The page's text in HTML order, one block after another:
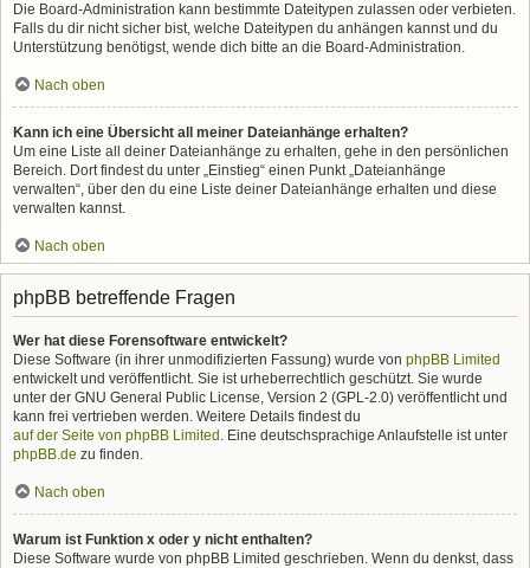
Die Board-Administration kann bestimmte Dateitypen zulassen oder verbieten.
Falls du dir nicht sicher bist, welche Dateitypen du anhängen kannst und du
Unterstützung benötigst, wende dich bitte an die Board-Administration.
Nach oben
Kann ich eine Übersicht all meiner Dateianhänge erhalten?
Um eine Liste all deiner Dateianhänge zu erhalten, gehe in den persönlichen
Bereich. Dort findest du unter „Einstieg“ einen Punkt „Dateianhänge
verwalten“, über den du eine Liste deiner Dateianhänge erhalten und diese
verwalten kannst.
Nach oben
phpBB betreffende Fragen
Wer hat diese Forensoftware entwickelt?
Diese Software (in ihrer unmodifizierten Fassung) wurde von phpBB Limited
entwickelt und veröffentlicht. Sie ist urheberrechtlich geschützt. Sie wurde
unter der GNU General Public License, Version 2 (GPL-2.0) veröffentlicht und
kann frei vertrieben werden. Weitere Details findest du
auf der Seite von phpBB Limited . Eine deutschsprachige Anlaufstelle ist unter
phpBB.de zu finden.
Nach oben
Warum ist Funktion x oder y nicht enthalten?
Diese Software wurde von phpBB Limited geschrieben. Wenn du denkst, dass